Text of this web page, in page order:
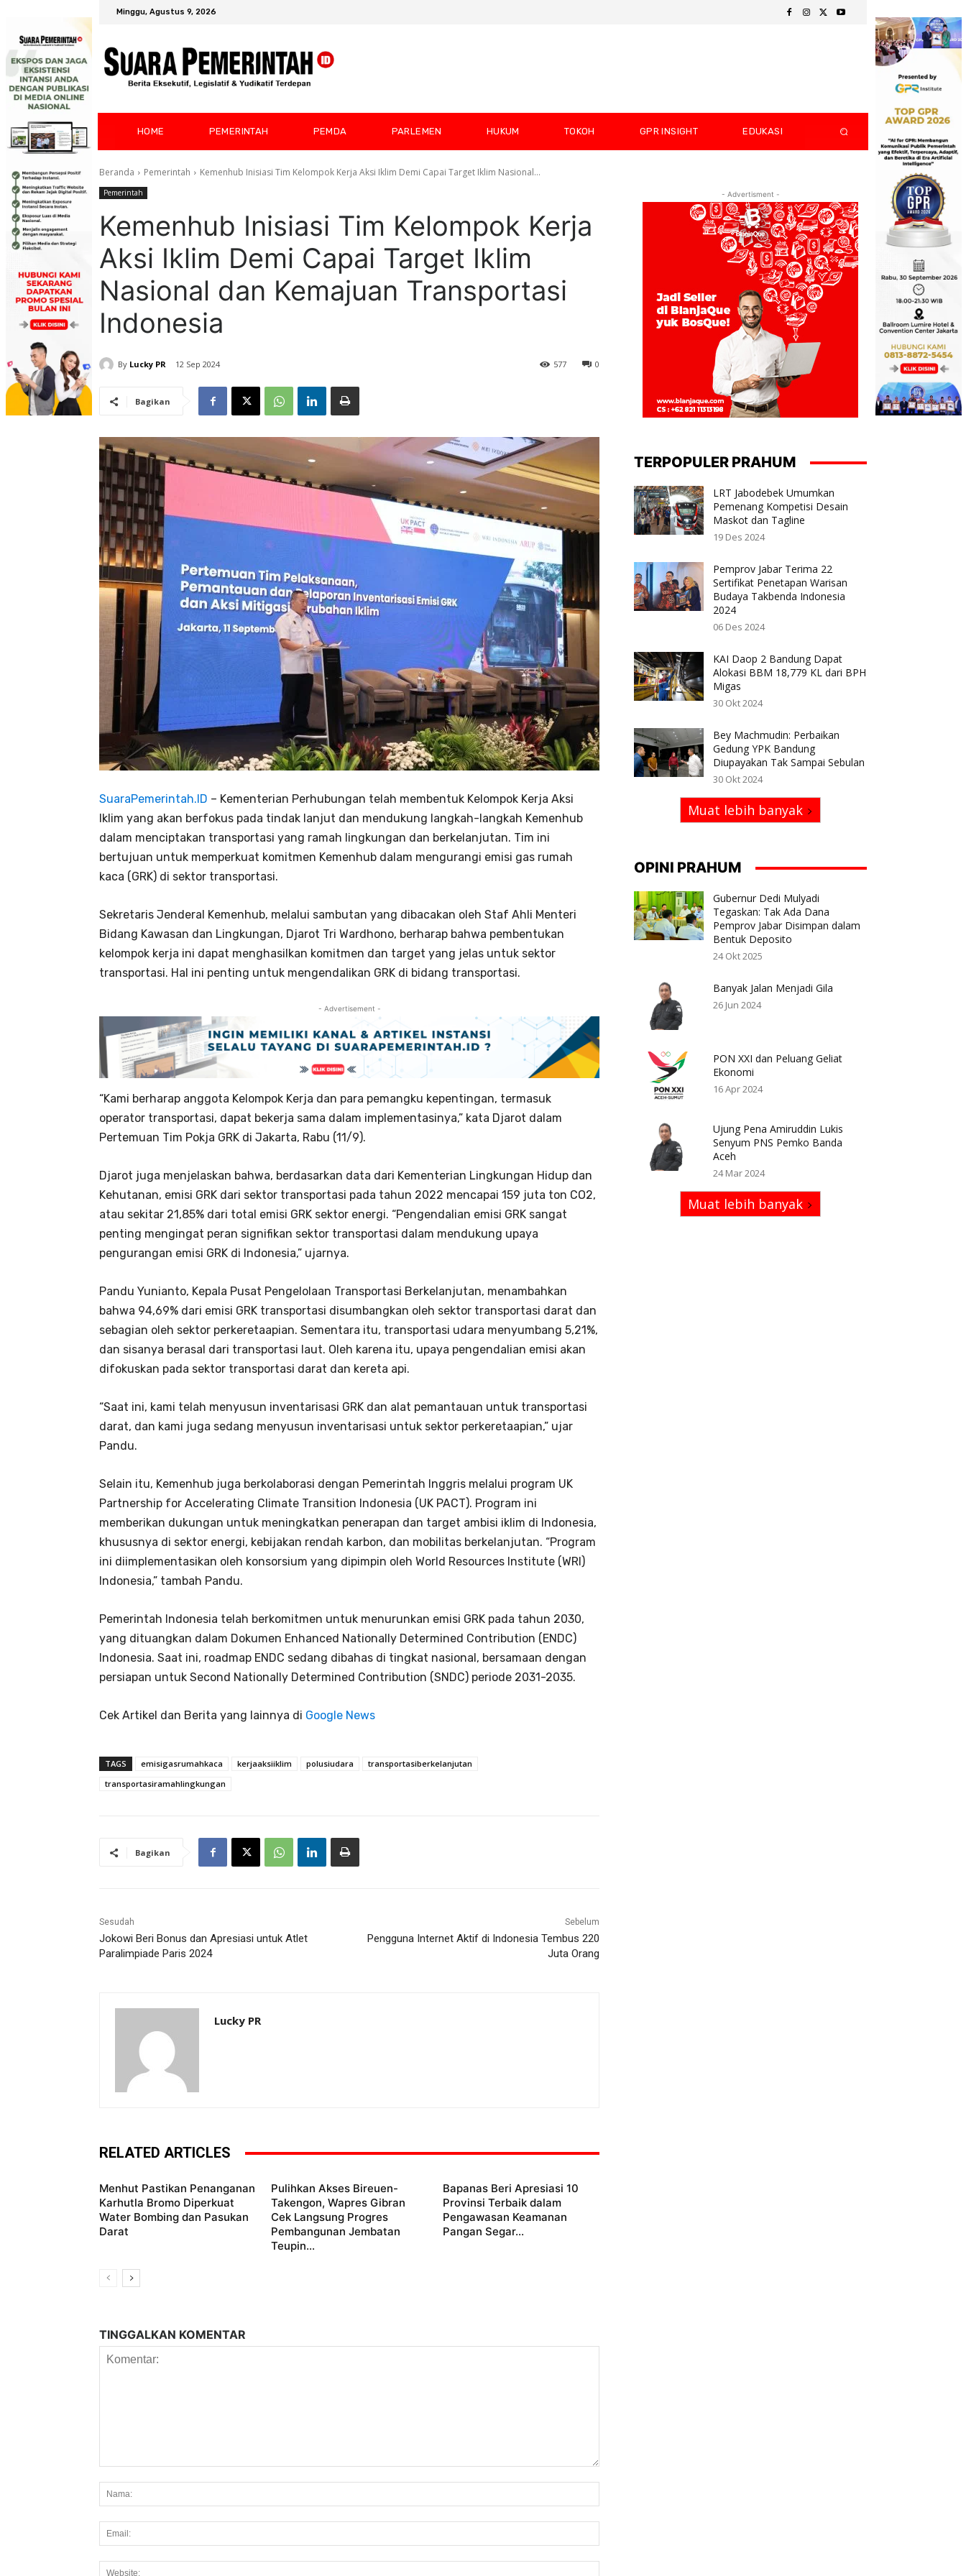
Minggu, Agustus 9, 2026
HOME PEMERINTAH PEMDA PARLEMEN HUKUM TOKOH GPR INSIGHT EDUKASI
Beranda Pemerintah Kemenhub Inisiasi Tim Kelompok Kerja Aksi Iklim Demi Capai Target Iklim Nasional...
Pemerintah
Kemenhub Inisiasi Tim Kelompok Kerja
Aksi Iklim Demi Capai Target Iklim
Nasional dan Kemajuan Transportasi
Indonesia
By Lucky PR 12 Sep 2024 0
577
Bagikan
SuaraPemerintah.ID – Kementerian Perhubungan telah membentuk Kelompok Kerja Aksi
Iklim yang akan berfokus pada tindak lanjut dan mendukung langkah-langkah Kemenhub
dalam menciptakan transportasi yang ramah lingkungan dan berkelanjutan. Tim ini
bertujuan untuk memperkuat komitmen Kemenhub dalam mengurangi emisi gas rumah
kaca (GRK) di sektor transportasi.
Sekretaris Jenderal Kemenhub, melalui sambutan yang dibacakan oleh Staf Ahli Menteri
Bidang Kawasan dan Lingkungan, Djarot Tri Wardhono, berharap bahwa pembentukan
kelompok kerja ini dapat menghasilkan komitmen dan target yang jelas untuk sektor
transportasi. Hal ini penting untuk mengendalikan GRK di bidang transportasi.
- Advertisement -
“Kami berharap anggota Kelompok Kerja dan para pemangku kepentingan, termasuk
operator transportasi, dapat bekerja sama dalam implementasinya,” kata Djarot dalam
Pertemuan Tim Pokja GRK di Jakarta, Rabu (11/9).
Djarot juga menjelaskan bahwa, berdasarkan data dari Kementerian Lingkungan Hidup dan
Kehutanan, emisi GRK dari sektor transportasi pada tahun 2022 mencapai 159 juta ton CO2,
atau sekitar 21,85% dari total emisi GRK sektor energi. “Pengendalian emisi GRK sangat
penting mengingat peran signifikan sektor transportasi dalam mendukung upaya
pengurangan emisi GRK di Indonesia,” ujarnya.
Pandu Yunianto, Kepala Pusat Pengelolaan Transportasi Berkelanjutan, menambahkan
bahwa 94,69% dari emisi GRK transportasi disumbangkan oleh sektor transportasi darat dan
sebagian oleh sektor perkeretaapian. Sementara itu, transportasi udara menyumbang 5,21%,
dan sisanya berasal dari transportasi laut. Oleh karena itu, upaya pengendalian emisi akan
difokuskan pada sektor transportasi darat dan kereta api.
“Saat ini, kami telah menyusun inventarisasi GRK dan alat pemantauan untuk transportasi
darat, dan kami juga sedang menyusun inventarisasi untuk sektor perkeretaapian,” ujar
Pandu.
Selain itu, Kemenhub juga berkolaborasi dengan Pemerintah Inggris melalui program UK
Partnership for Accelerating Climate Transition Indonesia (UK PACT). Program ini
memberikan dukungan untuk meningkatkan penerapan dan target ambisi iklim di Indonesia,
khususnya di sektor energi, kebijakan rendah karbon, dan mobilitas berkelanjutan. “Program
ini diimplementasikan oleh konsorsium yang dipimpin oleh World Resources Institute (WRI)
Indonesia,” tambah Pandu.
Pemerintah Indonesia telah berkomitmen untuk menurunkan emisi GRK pada tahun 2030,
yang dituangkan dalam Dokumen Enhanced Nationally Determined Contribution (ENDC)
Indonesia. Saat ini, roadmap ENDC sedang dibahas di tingkat nasional, bersamaan dengan
persiapan untuk Second Nationally Determined Contribution (SNDC) periode 2031-2035.
Cek Artikel dan Berita yang lainnya di Google News
TAGS emisigasrumahkaca kerjaaksiiklim polusiudara
transportasiberkelanjutan
transportasiramahlingkungan
Bagikan
Sesudah
Jokowi Beri Bonus dan Apresiasi untuk Atlet
Paralimpiade Paris 2024
Sebelum
Pengguna Internet Aktif di Indonesia Tembus 220
Juta Orang
Lucky PR
RELATED ARTICLES
Menhut Pastikan Penanganan
Karhutla Bromo Diperkuat
Water Bombing dan Pasukan
Darat
Pulihkan Akses Bireuen-
Takengon, Wapres Gibran
Cek Langsung Progres
Pembangunan Jembatan
Teupin...
Bapanas Beri Apresiasi 10
Provinsi Terbaik dalam
Pengawasan Keamanan
Pangan Segar...
TINGGALKAN KOMENTAR
- Advertisment -
TERPOPULER PRAHUM
LRT Jabodebek Umumkan
Pemenang Kompetisi Desain
Maskot dan Tagline
19 Des 2024
Pemprov Jabar Terima 22
Sertifikat Penetapan Warisan
Budaya Takbenda Indonesia
2024
06 Des 2024
KAI Daop 2 Bandung Dapat
Alokasi BBM 18,779 KL dari BPH
Migas
30 Okt 2024
Bey Machmudin: Perbaikan
Gedung YPK Bandung
Diupayakan Tak Sampai Sebulan
30 Okt 2024
Muat lebih banyak
OPINI PRAHUM
Gubernur Dedi Mulyadi
Tegaskan: Tak Ada Dana
Pemprov Jabar Disimpan dalam
Bentuk Deposito
24 Okt 2025
Banyak Jalan Menjadi Gila
26 Jun 2024
PON XXI dan Peluang Geliat
Ekonomi
16 Apr 2024
Ujung Pena Amiruddin Lukis
Senyum PNS Pemko Banda
Aceh
24 Mar 2024
Muat lebih banyak